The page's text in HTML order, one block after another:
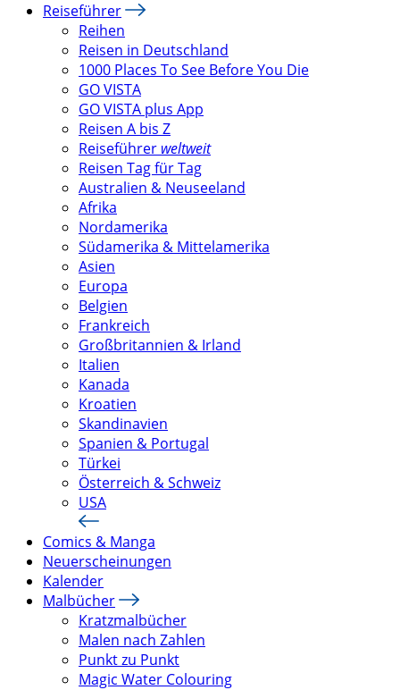
Reiseführer
Reihen
Reisen in Deutschland
1000 Places To See Before You Die
GO VISTA
GO VISTA plus App
Reisen A bis Z
Reiseführer weltweit
Reisen Tag für Tag
Australien & Neuseeland
Afrika
Nordamerika
Südamerika & Mittelamerika
Asien
Europa
Belgien
Frankreich
Großbritannien & Irland
Italien
Kanada
Kroatien
Skandinavien
Spanien & Portugal
Türkei
Österreich & Schweiz
USA
Comics & Manga
Neuerscheinungen
Kalender
Malbücher
Kratzmalbücher
Malen nach Zahlen
Punkt zu Punkt
Magic Water Colouring